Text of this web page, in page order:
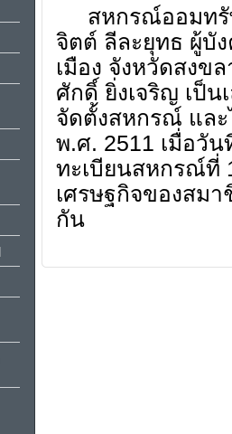
สหกรณ์ออมทรัพ
จิตต์ ลีละยุทธ ผู้บั
เมือง จังหวัดสงข
ศักดิ์ ยิ่งเจริญ เป็
จัดตั้งสหกรณ์ แล
พ.ศ. 2511 เมื่อวั
ทะเบียนสหกรณ์ที่
เศรษฐกิจของสม
กัน